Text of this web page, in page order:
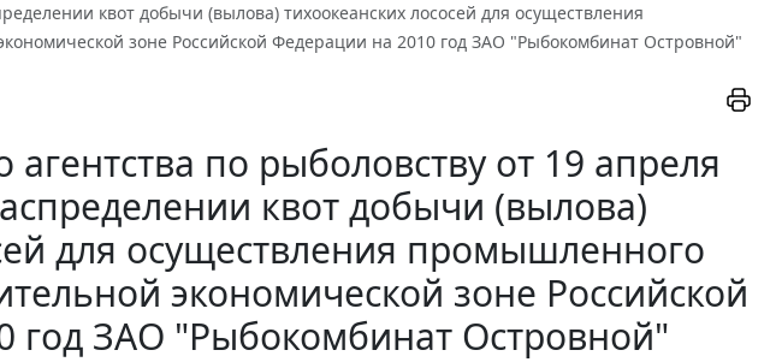
квот добычи (вылова) тихоокеанских лососей для осуществления
зоне Российской Федерации на 2010 год ЗАО "Рыбокомбинат Островной"
по рыболовству от 19 апреля
квот добычи (вылова)
для осуществления промышленного
экономической зоне Российской
год ЗАО "Рыбокомбинат Островной"